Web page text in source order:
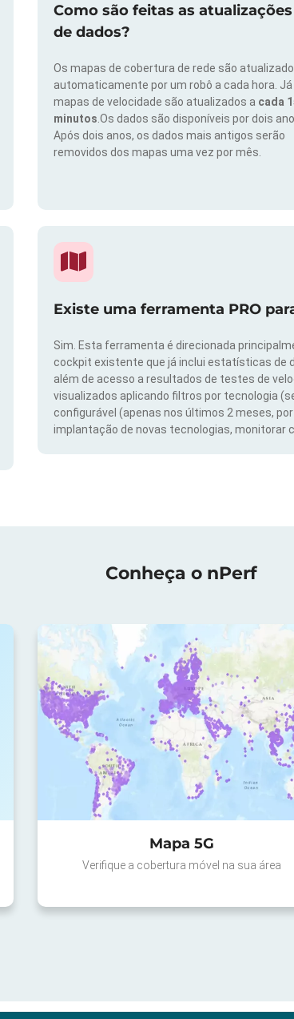
Como são feitas as atualizações
de dados?
Os mapas de cobertura de rede são
automaticamente por um robô a cada hora. Já
mapas de velocidade são atualizados a cada
minutos .Os dados são disponíveis por dois
Após dois anos, os dados mais antigos serão
removidos dos mapas uma vez por mês.
Existe uma ferramenta PRO
Sim. Esta ferramenta é direcionada
cockpit existente que já inclui estatísticas de
além de acesso a resultados de testes de
visualizados aplicando filtros por tecnologia
configurável (apenas nos últimos 2 meses,
implantação de novas tecnologias, monitorar
Conheça o nPerf
Mapa 5G
Verifique a cobertura móvel na sua área